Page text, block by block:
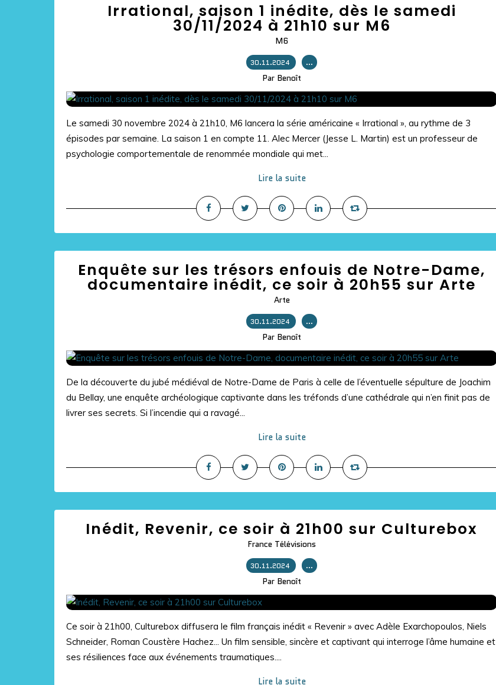
Irrational, saison 1 inédite, dès le samedi
30/11/2024 à 21h10 sur M6
M6
30.11.2024 …
Par Benoît
Le samedi 30 novembre 2024 à 21h10, M6 lancera la série américaine « Irrational », au rythme de 3
épisodes par semaine. La saison 1 en compte 11. Alec Mercer (Jesse L. Martin) est un professeur de
psychologie comportementale de renommée mondiale qui met...
Lire la suite
Enquête sur les trésors enfouis de Notre-Dame,
documentaire inédit, ce soir à 20h55 sur Arte
Arte
30.11.2024 …
Par Benoît
De la découverte du jubé médiéval de Notre-Dame de Paris à celle de l’éventuelle sépulture de Joachim
du Bellay, une enquête archéologique captivante dans les tréfonds d’une cathédrale qui n’en finit pas de
livrer ses secrets. Si l’incendie qui a ravagé...
Lire la suite
Inédit, Revenir, ce soir à 21h00 sur Culturebox
France Télévisions
30.11.2024 …
Par Benoît
Ce soir à 21h00, Culturebox diffusera le film français inédit « Revenir » avec Adèle Exarchopoulos, Niels
Schneider, Roman Coustère Hachez... Un film sensible, sincère et captivant qui interroge l’âme humaine et
ses résiliences face aux événements traumatiques....
Lire la suite